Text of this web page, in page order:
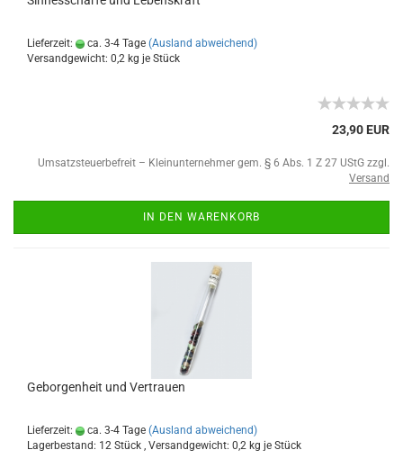
Lieferzeit: ca. 3-4 Tage (Ausland abweichend)
Versandgewicht: 0,2 kg je Stück
23,90 EUR
Umsatzsteuerbefreit – Kleinunternehmer gem. § 6 Abs. 1 Z 27 UStG zzgl.
Versand
IN DEN WARENKORB
Geborgenheit und Vertrauen
Lieferzeit: ca. 3-4 Tage (Ausland abweichend)
Lagerbestand: 12 Stück , Versandgewicht: 0,2 kg je Stück